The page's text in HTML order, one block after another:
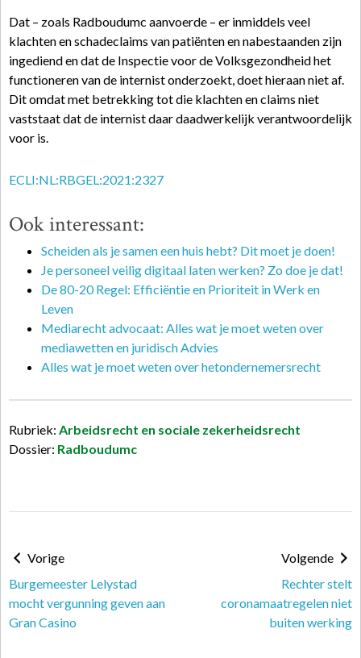
Dat – zoals Radboudumc aanvoerde – er inmiddels veel
klachten en schadeclaims van patiënten en nabestaanden zijn
ingediend en dat de Inspectie voor de Volksgezondheid het
functioneren van de internist onderzoekt, doet hieraan niet af.
Dit omdat met betrekking tot die klachten en claims niet
vaststaat dat de internist daar daadwerkelijk verantwoordelijk
voor is.
ECLI:NL:RBGEL:2021:2327
Ook interessant:
Scheiden als je samen een huis hebt? Dit moet je doen!
Je personeel veilig digitaal laten werken? Zo doe je dat!
De 80-20 Regel: Efficiëntie en Prioriteit in Werk en
Leven
Mediarecht advocaat: Alles wat je moet weten over
mediawetten en juridisch Advies
Alles wat je moet weten over hetondernemersrecht
Rubriek: Arbeidsrecht en sociale zekerheidsrecht
Dossier: Radboudumc
Vorige
Burgemeester Lelystad
mocht vergunning geven aan
Gran Casino
Volgende
Rechter stelt
coronamaatregelen niet
buiten werking